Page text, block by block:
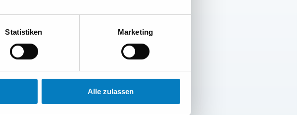
Statistiken Marketing
Alle zulassen